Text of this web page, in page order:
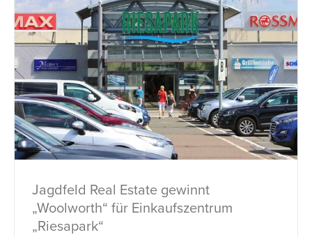
Jagdfeld Real Estate gewinnt
„Woolworth“ für Einkaufszentrum
„Riesapark“